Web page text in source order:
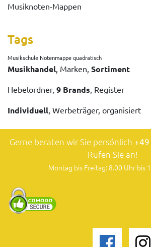
Musiknoten-Mappen
Tags
Musikschule Notenmappe quadratisch
Musikhandel , Marken, Sortiment
Hebelordner, 9 Brands , Register
Individuell , Werbeträger, organisiert
Gerne beraten wir Sie persönlich
Rufen Sie an!
Montag bis Freitag: 8.00 Uhr bis